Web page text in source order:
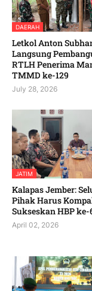
DAERAH
Letkol Anton
Langsung
RTLH Penerima
TMMD ke-129
July 28, 2026
JATIM
Kalapas Jember:
Pihak Harus
Sukseskan HBP ke-
April 02, 2026